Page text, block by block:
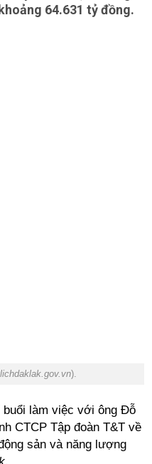
64.631 tỷ đồng.
).
làm việc với ông Đỗ
CTCP Tập đoàn T&T về
sản và năng lượng